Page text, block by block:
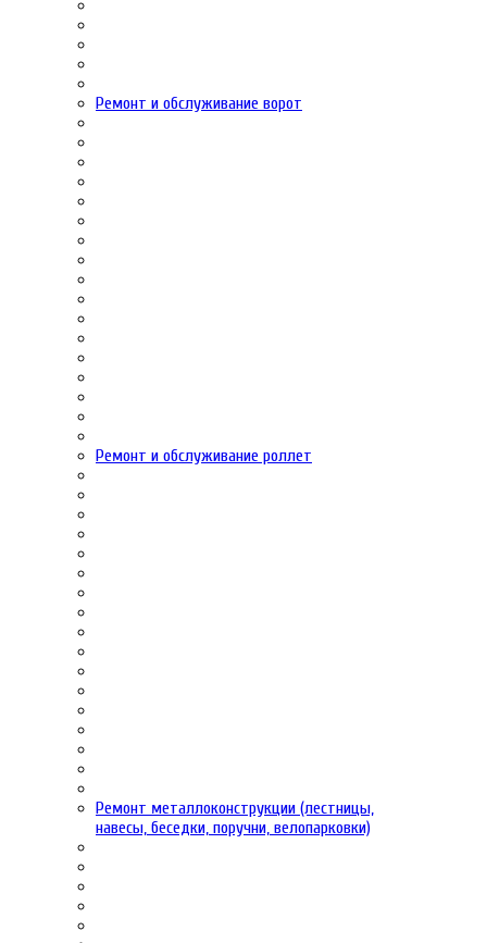
Ремонт и обслуживание ворот
Ремонт и обслуживание роллет
Ремонт металлоконструкции (лестницы,
навесы, беседки, поручни, велопарковки)